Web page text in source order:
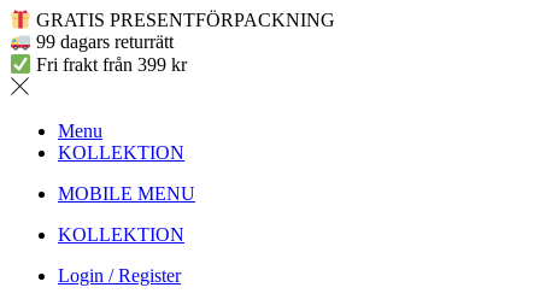
GRATIS PRESENTFÖRPACKNING
99 dagars returrätt
Fri frakt från 399 kr
Menu
KOLLEKTION
MOBILE MENU
KOLLEKTION
Login / Register